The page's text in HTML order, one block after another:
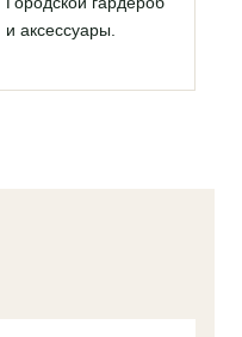
и аксессуары.